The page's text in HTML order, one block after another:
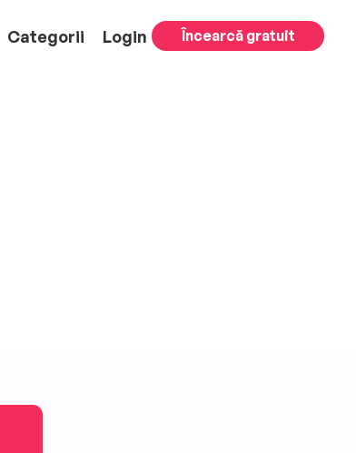
Categorii Login Încearcă gratuit